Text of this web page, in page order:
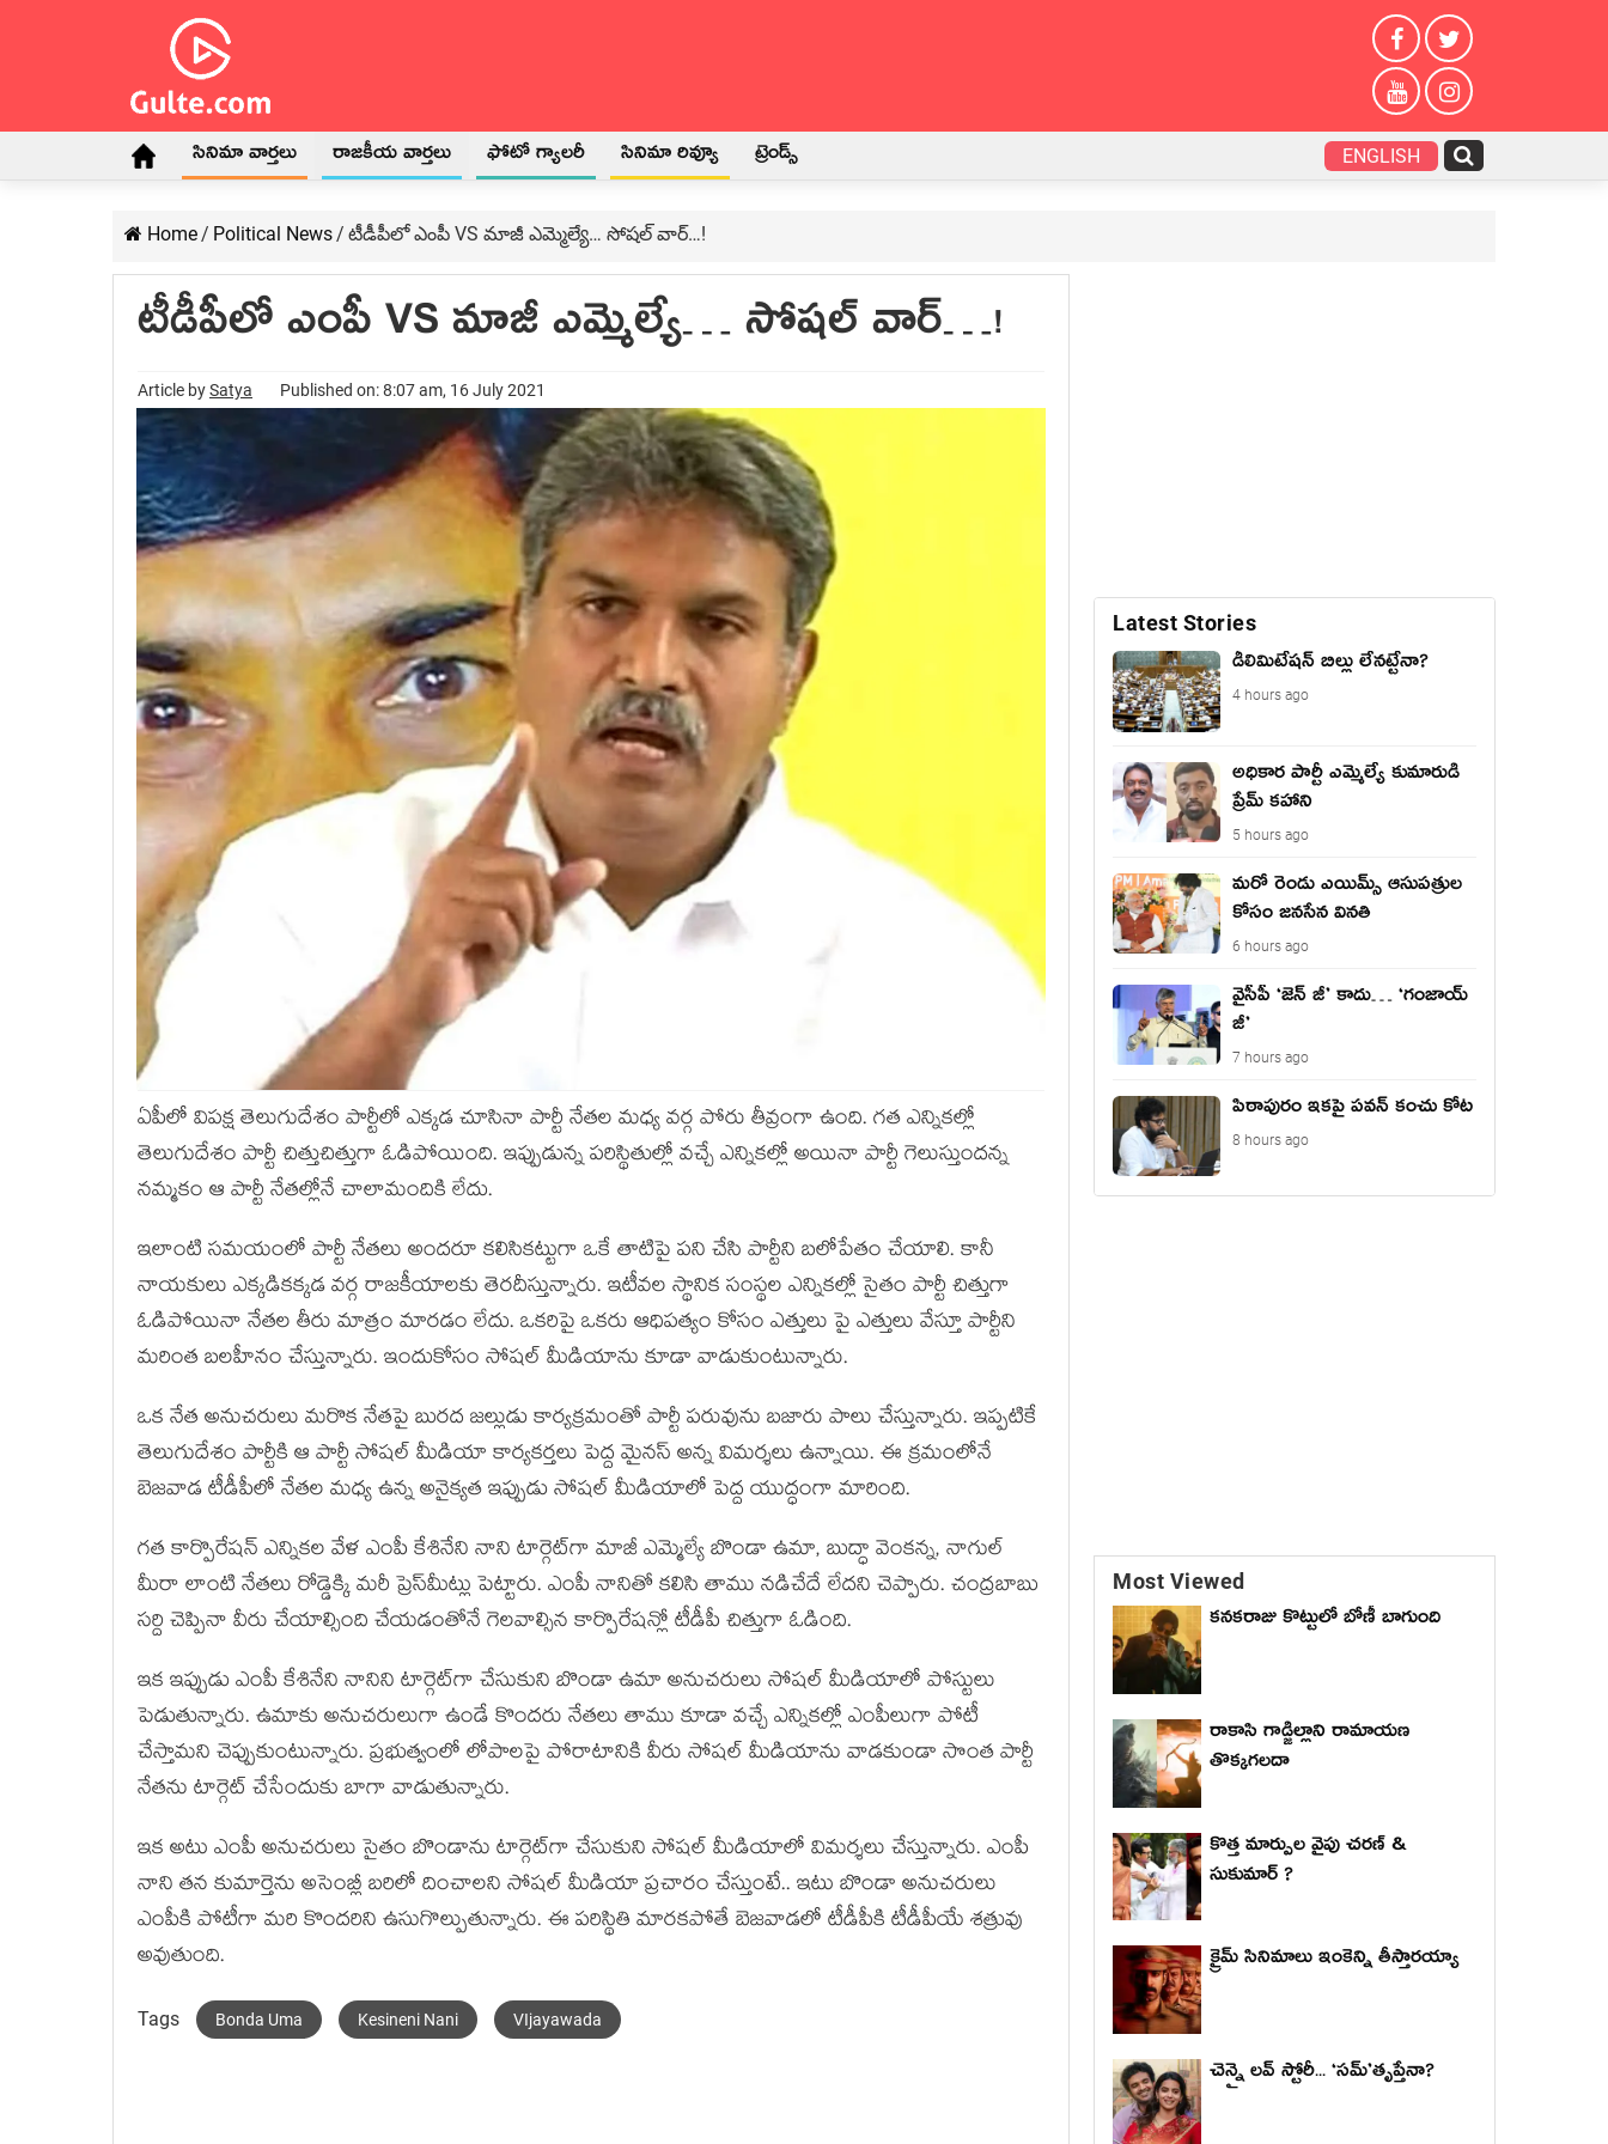
సినిమా వార్తలు రాజకీయ వార్తలు ఫోటో గ్యాలరీ సినిమా రివ్యూ ట్రెండ్స్ ENGLISH
Home/ Political News/ టీడీపీలో ఎంపీ VS మాజీ ఎమ్మెల్యే… సోష‌ల్ వార్‌…!
టీడీపీలో ఎంపీ VS మాజీ ఎమ్మెల్యే… సోష‌ల్ వార్‌…!
Article bySatya Published on: 8:07 am, 16 July 2021
ఏపీలో విపక్ష తెలుగుదేశం పార్టీలో ఎక్కడ చూసినా పార్టీ నేతల మధ్య వర్గ పోరు తీవ్రంగా ఉంది. గత ఎన్నికల్లో
తెలుగుదేశం పార్టీ చిత్తుచిత్తుగా ఓడిపోయింది. ఇప్పుడున్న పరిస్థితుల్లో వచ్చే ఎన్నికల్లో అయినా పార్టీ గెలుస్తుందన్న
నమ్మకం ఆ పార్టీ నేతల్లోనే చాలామందికి లేదు.
ఇలాంటి సమయంలో పార్టీ నేతలు అందరూ కలిసికట్టుగా ఒకే తాటిపై పని చేసి పార్టీని బలోపేతం చేయాలి. కానీ
నాయకులు ఎక్కడికక్కడ వ‌ర్గ రాజ‌కీయాల‌కు తెర‌దీస్తున్నారు. ఇటీవల స్థానిక సంస్థల ఎన్నికల్లో సైతం పార్టీ చిత్తుగా
ఓడిపోయినా నేతల తీరు మాత్రం మారడం లేదు. ఒకరిపై ఒకరు ఆధిపత్యం కోసం ఎత్తులు పై ఎత్తులు వేస్తూ పార్టీని
మరింత బలహీనం చేస్తున్నారు. ఇందుకోసం సోషల్ మీడియాను కూడా వాడుకుంటున్నారు.
ఒక నేత అనుచరులు మరొక నేతపై బురద జల్లుడు కార్యక్రమంతో పార్టీ పరువును బజారు పాలు చేస్తున్నారు. ఇప్పటికే
తెలుగుదేశం పార్టీకి ఆ పార్టీ సోషల్ మీడియా కార్యకర్తలు పెద్ద మైన‌స్ అన్న‌ విమర్శలు ఉన్నాయి. ఈ క్రమంలోనే
బెజవాడ టీడీపీలో నేతల మధ్య ఉన్న అనైక్యత ఇప్పుడు సోషల్ మీడియాలో పెద్ద యుద్ధంగా మారింది.
గ‌త కార్పొరేష‌న్ ఎన్నిక‌ల వేళ ఎంపీ కేశినేని నాని టార్గెట్‌గా మాజీ ఎమ్మెల్యే బొండా ఉమా, బుద్ధా వెంక‌న్న‌, నాగుల్
మీరా లాంటి నేత‌లు రోడ్డెక్కి మ‌రీ ప్రెస్‌మీట్లు పెట్టారు. ఎంపీ నానితో క‌లిసి తాము న‌డిచేదే లేద‌ని చెప్పారు. చంద్ర‌బాబు
స‌ర్ది చెప్పినా వీరు చేయాల్సింది చేయ‌డంతోనే గెల‌వాల్సిన కార్పొరేష‌న్లో టీడీపీ చిత్తుగా ఓడింది.
ఇక ఇప్పుడు ఎంపీ కేశినేని నానిని టార్గెట్‌గా చేసుకుని బొండా ఉమా అనుచ‌రులు సోష‌ల్ మీడియాలో పోస్టులు
పెడుతున్నారు. ఉమాకు అనుచ‌రులుగా ఉండే కొంద‌రు నేత‌లు తాము కూడా వ‌చ్చే ఎన్నిక‌ల్లో ఎంపీలుగా పోటీ
చేస్తామ‌ని చెప్పుకుంటున్నారు. ప్ర‌భుత్వంలో లోపాల‌పై పోరాటానికి వీరు సోష‌ల్ మీడియాను వాడ‌కుండా సొంత పార్టీ
నేత‌ను టార్గెట్ చేసేందుకు బాగా వాడుతున్నారు.
ఇక అటు ఎంపీ అనుచ‌రులు సైతం బొండాను టార్గెట్‌గా చేసుకుని సోష‌ల్ మీడియాలో విమ‌ర్శ‌లు చేస్తున్నారు. ఎంపీ
నాని త‌న కుమార్తెను అసెంబ్లీ బ‌రిలో దించాల‌ని సోష‌ల్ మీడియా ప్ర‌చారం చేస్తుంటే.. ఇటు బొండా అనుచ‌రులు
ఎంపీకి పోటీగా మ‌రి కొంద‌రిని ఉసుగొల్పుతున్నారు. ఈ ప‌రిస్థితి మార‌క‌పోతే బెజ‌వాడ‌లో టీడీపీకి టీడీపీయే శ‌త్రువు
అవుతుంది.
Tags Bonda Uma Kesineni Nani VIjayawada
Latest Stories
డీలిమిటేషన్ బిల్లు లేన‌ట్టేనా?
4 hours ago
అధికార పార్టీ ఎమ్మెల్యే కుమారుడి
ప్రేమ్ కహాని
5 hours ago
మరో రెండు ఎయిమ్స్ ఆసుపత్రుల
కోసం జనసేన వినతి
6 hours ago
వైసీపీ ‘జెన్ జీ’ కాదు… ‘గంజాయ్
జీ’
7 hours ago
పిఠాపురం ఇకపై పవన్ కంచు కోట
8 hours ago
Most Viewed
కనకరాజు కొట్టులో బోణీ బాగుంది
రాకాసి గాడ్జిల్లాని రామాయణ
తొక్కగలదా
కొత్త మార్పుల వైపు చరణ్ &
సుకుమార్ ?
క్రైమ్ సినిమాలు ఇంకెన్ని తీస్తారయ్యా
చెన్నై లవ్ స్టోరీ... ‘సమ్’తృప్తేనా?